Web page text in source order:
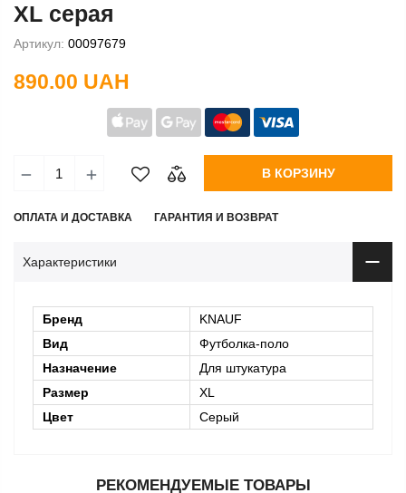
XL серая
Артикул: 00097679
890.00 UAH
В КОРЗИНУ
ОПЛАТА И ДОСТАВКА ГАРАНТИЯ И ВОЗВРАТ
Характеристики
Бренд
KNAUF
Вид
Футболка-поло
Назначение
Для штукатура
Размер
XL
Цвет
Серый
РЕКОМЕНДУЕМЫЕ ТОВАРЫ